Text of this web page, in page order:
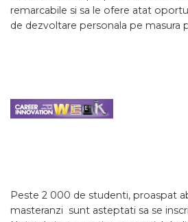
remarcabile si sa le ofere atat
de dezvoltare personala pe masura
Peste 2 000 de studenti, proaspat
masteranzi sunt asteptati sa se